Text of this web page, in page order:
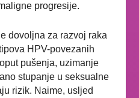
progresije.
dovoljna za razvoj raka
HPV-povezanih
pušenja, uzimanje
stupanje u seksualne
rizik. Naime, usljed